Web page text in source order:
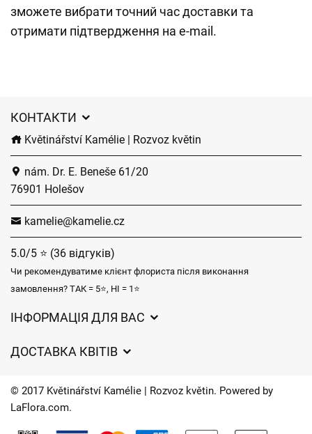
зможете вибрати точний час доставки та
отримати підтвердження на e-mail.
КОНТАКТИ
Květinářství Kamélie | Rozvoz květin
nám. Dr. E. Beneše 61/20
76901 Holešov
kamelie@kamelie.cz
5.0/5 ⭐ (36 відгуків)
Чи рекомендуватиме клієнт флориста після виконання
замовлення? ТАК = 5⭐, НІ = 1⭐
ІНФОРМАЦІЯ ДЛЯ ВАС
Захист персональних даних
Час доставки квітів – огляд можливостей
ДОСТАВКА КВІТІВ
Куди ми доставляємо квіти
© 2017 Květinářství Kamélie | Rozvoz květin. Powered by
LaFlora.com.